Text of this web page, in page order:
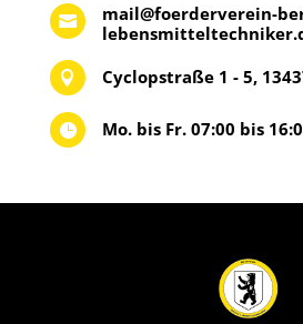

mail@foerderverein-
 Cyclopstraße 1 - 5,
 Mo. bis Fr. 07:00 bis